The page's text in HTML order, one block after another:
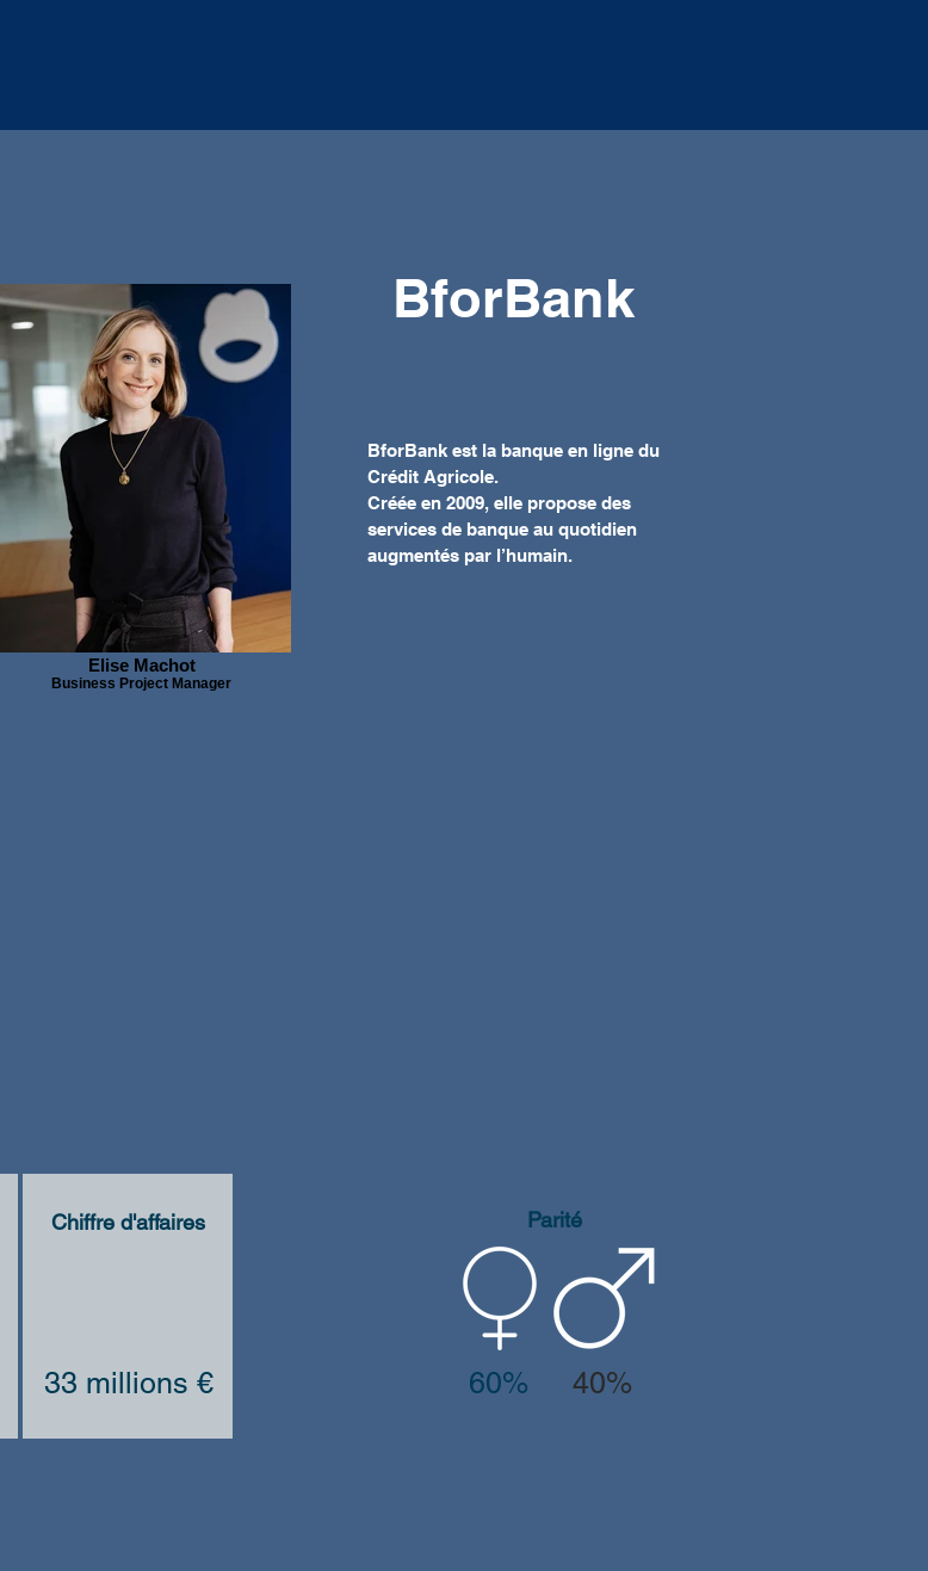
Elise Machot
Business Project Manager
BforBank
BforBank est la banque en ligne du
Crédit Agricole.
Créée en 2009, elle propose des
services de banque au quotidien
augmentés par l’humain.
Chiffre d'affaires
33 millions €
Parité
60% 40%